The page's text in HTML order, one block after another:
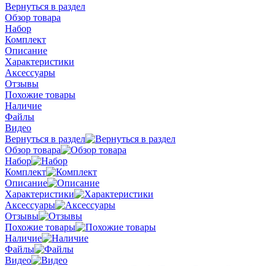
Вернуться в раздел
Обзор товара
Набор
Комплект
Описание
Характеристики
Аксессуары
Отзывы
Похожие товары
Наличие
Файлы
Видео
Вернуться в раздел
Обзор товара
Набор
Комплект
Описание
Характеристики
Аксессуары
Отзывы
Похожие товары
Наличие
Файлы
Видео